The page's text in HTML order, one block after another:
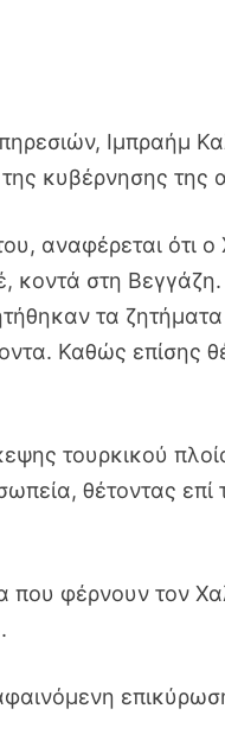
Ιμπραήμ
κυβέρνησης της
αναφέρεται ότι
κοντά στη Βεγγάζη.
τα
Καθώς επίσης
τουρκικού
θέτοντας επί
που φέρνουν τον